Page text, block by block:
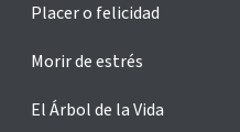
Placer o felicidad
Morir de estrés
El Árbol de la Vida